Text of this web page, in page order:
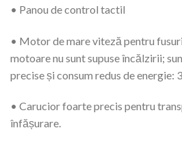
• Panou de control tactil
• Motor de mare viteză pentru
motoare nu sunt supuse încălzirii;
precise și consum redus de energie:
• Carucior foarte precis pentru
înfășurare.